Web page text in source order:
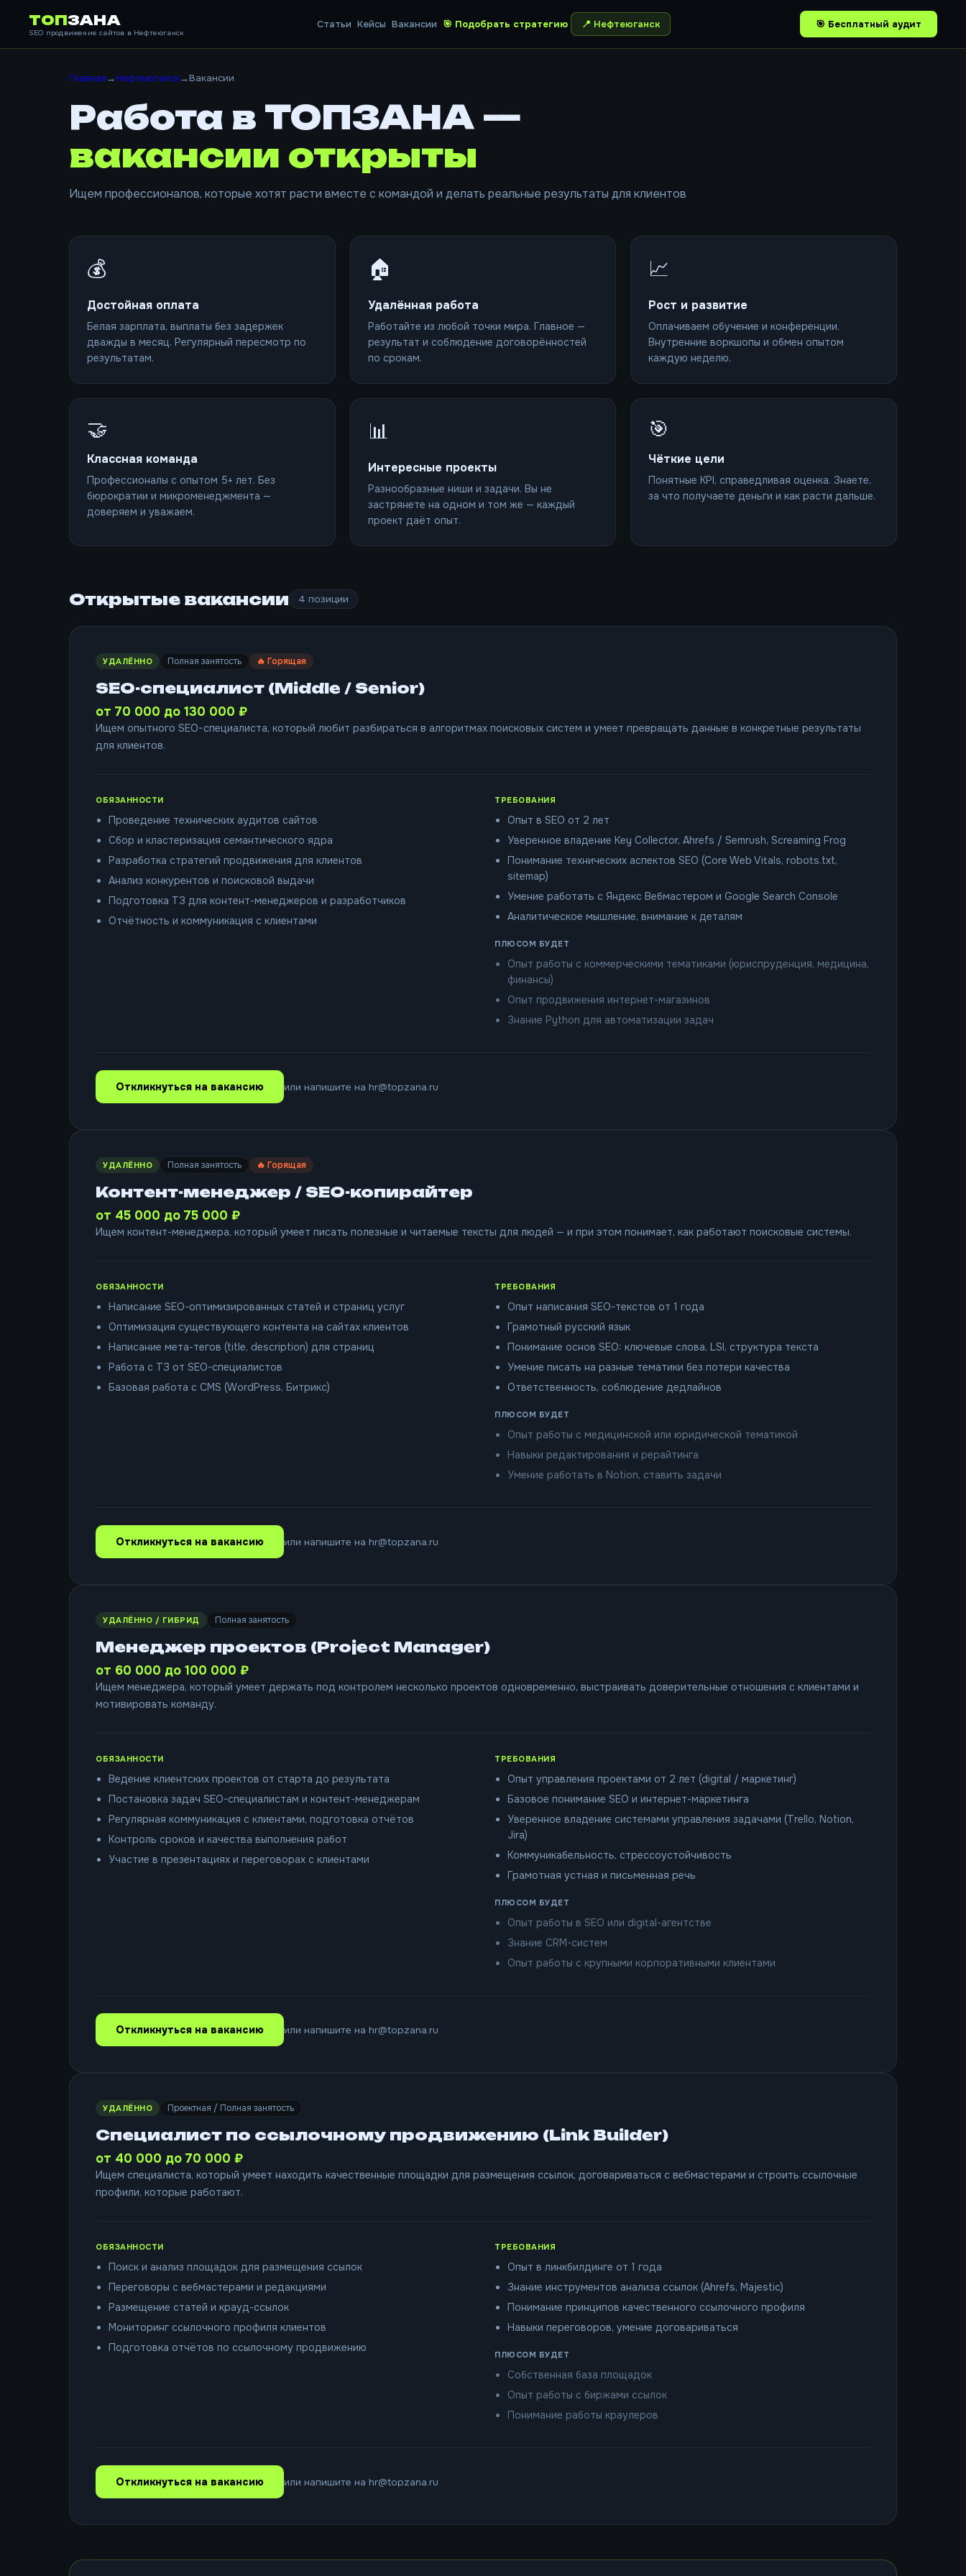
ТОПЗАНА
SEO продвижение сайтов в Нефтеюганск
Статьи Кейсы Вакансии 🎯 Подобрать стратегию 📍 Нефтеюганск 🎯 Бесплатный аудит
Главная→Нефтеюганск→Вакансии
Работа в ТОПЗАНА —
вакансии открыты
Ищем профессионалов, которые хотят расти вместе с командой и делать реальные результаты для клиентов
💰
Достойная оплата
Белая зарплата, выплаты без задержек
дважды в месяц. Регулярный пересмотр по
результатам.
🏠
Удалённая работа
Работайте из любой точки мира. Главное —
результат и соблюдение договорённостей
по срокам.
📈
Рост и развитие
Оплачиваем обучение и конференции.
Внутренние воркшопы и обмен опытом
каждую неделю.
🤝
Классная команда
Профессионалы с опытом 5+ лет. Без
бюрократии и микроменеджмента —
доверяем и уважаем.
📊
Интересные проекты
Разнообразные ниши и задачи. Вы не
застрянете на одном и том же — каждый
проект даёт опыт.
🎯
Чёткие цели
Понятные KPI, справедливая оценка. Знаете,
за что получаете деньги и как расти дальше.
Открытые вакансии 4 позиции
УДАЛЁННО Полная занятость 🔥 Горящая
SEO-специалист (Middle / Senior)
от 70 000 до 130 000 ₽
Ищем опытного SEO-специалиста, который любит разбираться в алгоритмах поисковых систем и умеет превращать данные в конкретные результаты
для клиентов.
ОБЯЗАННОСТИ
Проведение технических аудитов сайтов
Сбор и кластеризация семантического ядра
Разработка стратегий продвижения для клиентов
Анализ конкурентов и поисковой выдачи
Подготовка ТЗ для контент-менеджеров и разработчиков
Отчётность и коммуникация с клиентами
ТРЕБОВАНИЯ
Опыт в SEO от 2 лет
Уверенное владение Key Collector, Ahrefs / Semrush, Screaming Frog
Понимание технических аспектов SEO (Core Web Vitals, robots.txt,
sitemap)
Умение работать с Яндекс Вебмастером и Google Search Console
Аналитическое мышление, внимание к деталям
ПЛЮСОМ БУДЕТ
Опыт работы с коммерческими тематиками (юриспруденция, медицина,
финансы)
Опыт продвижения интернет-магазинов
Знание Python для автоматизации задач
Откликнуться на вакансию или напишите на hr@topzana.ru
УДАЛЁННО Полная занятость 🔥 Горящая
Контент-менеджер / SEO-копирайтер
от 45 000 до 75 000 ₽
Ищем контент-менеджера, который умеет писать полезные и читаемые тексты для людей — и при этом понимает, как работают поисковые системы.
ОБЯЗАННОСТИ
Написание SEO-оптимизированных статей и страниц услуг
Оптимизация существующего контента на сайтах клиентов
Написание мета-тегов (title, description) для страниц
Работа с ТЗ от SEO-специалистов
Базовая работа с CMS (WordPress, Битрикс)
ТРЕБОВАНИЯ
Опыт написания SEO-текстов от 1 года
Грамотный русский язык
Понимание основ SEO: ключевые слова, LSI, структура текста
Умение писать на разные тематики без потери качества
Ответственность, соблюдение дедлайнов
ПЛЮСОМ БУДЕТ
Опыт работы с медицинской или юридической тематикой
Навыки редактирования и рерайтинга
Умение работать в Notion, ставить задачи
Откликнуться на вакансию или напишите на hr@topzana.ru
УДАЛЁННО / ГИБРИД Полная занятость
Менеджер проектов (Project Manager)
от 60 000 до 100 000 ₽
Ищем менеджера, который умеет держать под контролем несколько проектов одновременно, выстраивать доверительные отношения с клиентами и
мотивировать команду.
ОБЯЗАННОСТИ
Ведение клиентских проектов от старта до результата
Постановка задач SEO-специалистам и контент-менеджерам
Регулярная коммуникация с клиентами, подготовка отчётов
Контроль сроков и качества выполнения работ
Участие в презентациях и переговорах с клиентами
ТРЕБОВАНИЯ
Опыт управления проектами от 2 лет (digital / маркетинг)
Базовое понимание SEO и интернет-маркетинга
Уверенное владение системами управления задачами (Trello, Notion,
Jira)
Коммуникабельность, стрессоустойчивость
Грамотная устная и письменная речь
ПЛЮСОМ БУДЕТ
Опыт работы в SEO или digital-агентстве
Знание CRM-систем
Опыт работы с крупными корпоративными клиентами
Откликнуться на вакансию или напишите на hr@topzana.ru
УДАЛЁННО Проектная / Полная занятость
Специалист по ссылочному продвижению (Link Builder)
от 40 000 до 70 000 ₽
Ищем специалиста, который умеет находить качественные площадки для размещения ссылок, договариваться с вебмастерами и строить ссылочные
профили, которые работают.
ОБЯЗАННОСТИ
Поиск и анализ площадок для размещения ссылок
Переговоры с вебмастерами и редакциями
Размещение статей и крауд-ссылок
Мониторинг ссылочного профиля клиентов
Подготовка отчётов по ссылочному продвижению
ТРЕБОВАНИЯ
Опыт в линкбилдинге от 1 года
Знание инструментов анализа ссылок (Ahrefs, Majestic)
Понимание принципов качественного ссылочного профиля
Навыки переговоров, умение договариваться
ПЛЮСОМ БУДЕТ
Собственная база площадок
Опыт работы с биржами ссылок
Понимание работы краулеров
Откликнуться на вакансию или напишите на hr@topzana.ru